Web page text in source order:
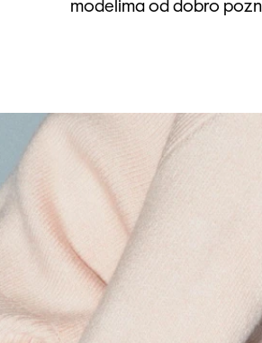
modelima od dobro